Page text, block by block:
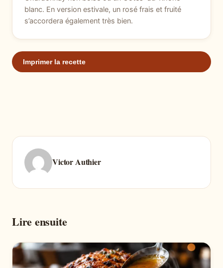
blanc. En version estivale, un rosé frais et fruité
s’accordera également très bien.
Imprimer la recette
Victor Authier
Lire ensuite